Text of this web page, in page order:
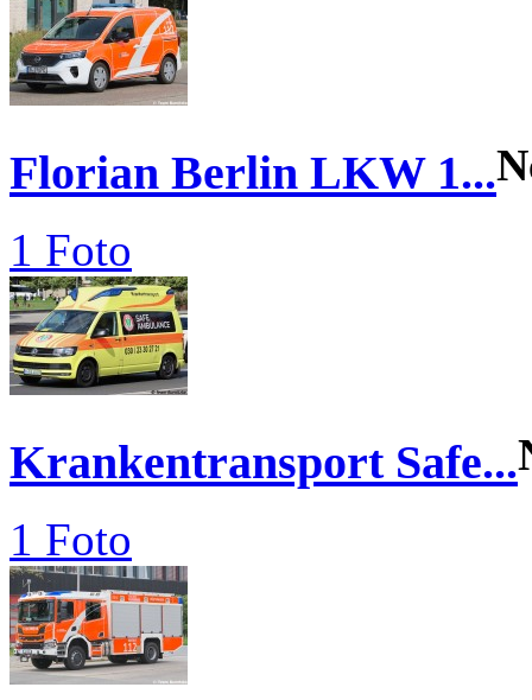
Florian Berlin LKW 1...
1 Foto
Krankentransport Safe...
1 Foto